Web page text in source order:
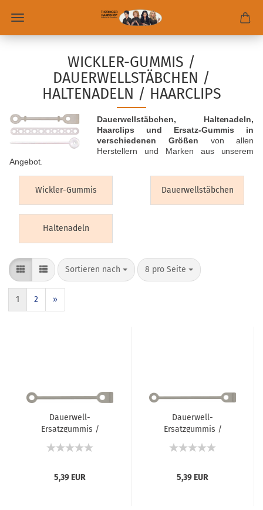
WICKLER-GUMMIS /
DAUERWELLSTÄBCHEN /
HALTENADELN / HAARCLIPS
Dauerwellstäbchen, Haltenadeln,
Haarclips und Ersatz-Gummis in
verschiedenen Größen von allen
Herstellern und Marken aus unserem
Angebot.
Wickler-Gummis Dauerwellstäbchen
Haltenadeln
Sortieren nach 8 pro Seite
1 2 »
Dauerwell-
Ersatzgummis /
kurz) - 60 mm -
5,39 EUR
Dauerwell-
Ersatzgummis /
lang) - 85 mm -
5,39 EUR